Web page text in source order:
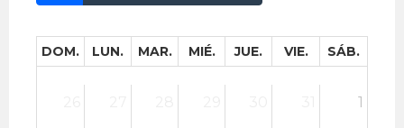
DOM. LUN. MAR. MIÉ. JUE. VIE. SÁB.
1